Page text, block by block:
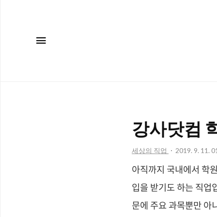
강사닷컴
세상의 직업 2019. 9. 11.
아직까지 국내에서 학
입을 받기도 하는 직업
문에 주요 과목뿐만 아